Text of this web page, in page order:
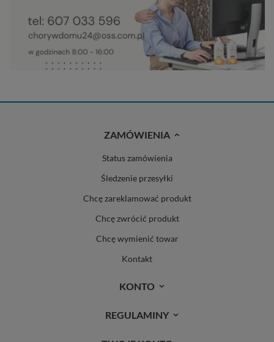
ZAMÓWIENIA
Status zamówienia
Śledzenie przesyłki
Chcę zareklamować produkt
Chcę zwrócić produkt
Chcę wymienić towar
Kontakt
KONTO
REGULAMINY